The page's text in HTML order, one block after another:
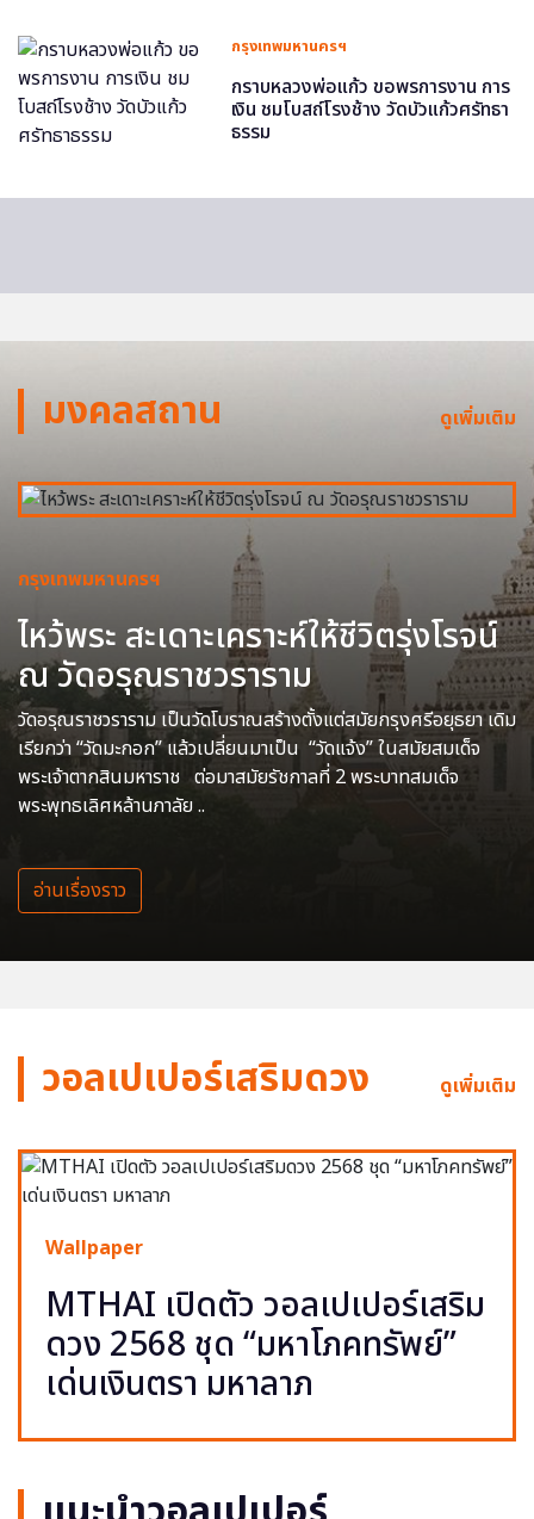
กรุงเทพมหานครฯ
กราบหลวงพ่อแก้ว ขอพรการงาน การ
เงิน ชมโบสถ์โรงช้าง วัดบัวแก้วศรัทธา
ธรรม
มงคลสถาน ดูเพิ่มเติม
กรุงเทพมหานครฯ
ไหว้พระ สะเดาะเคราะห์ให้ชีวิตรุ่งโรจน์
ณ วัดอรุณราชวราราม
วัดอรุณราชวราราม เป็นวัดโบราณสร้างตั้งแต่สมัยกรุงศรีอยุธยา เดิม
เรียกว่า “วัดมะกอก” แล้วเปลี่ยนมาเป็น “วัดแจ้ง” ในสมัยสมเด็จ
พระเจ้าตากสินมหาราช ต่อมาสมัยรัชกาลที่ 2 พระบาทสมเด็จ
พระพุทธเลิศหล้านภาลัย ..
อ่านเรื่องราว
วอลเปเปอร์เสริมดวง ดูเพิ่มเติม
Wallpaper
MTHAI เปิดตัว วอลเปเปอร์เสริม
ดวง 2568 ชุด “มหาโภคทรัพย์”
เด่นเงินตรา มหาลาภ